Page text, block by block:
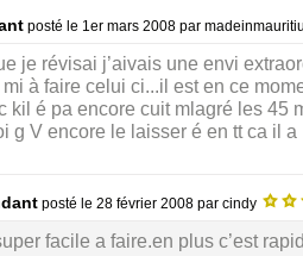
posté le 1er mars 2008 par
je révisai j’aivais une envi
à faire celui ci...il est en ce
kil é pa encore cuit mlagré les 45
g V encore le laisser é en tt ca il a
posté le 28 février 2008 par cindy
facile a faire.en plus c’est